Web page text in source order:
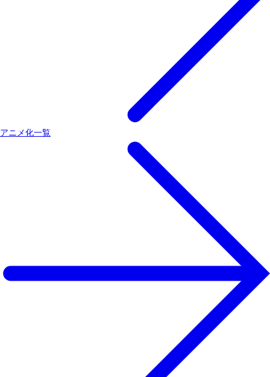
アニメ化一覧